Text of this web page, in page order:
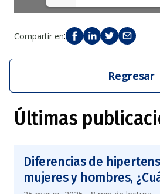
Compartir en:
Regresar
Últimas
Diferencias de
mujeres y hombres,